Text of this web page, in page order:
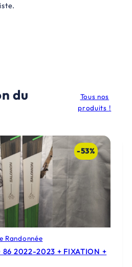
du
Tous nos
produits !
-53%
Randonnée
86 2022-2023 + FIXATION +